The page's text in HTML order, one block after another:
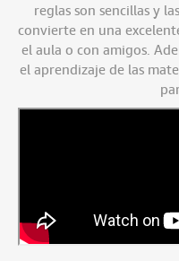
reglas son sencillas y
convierte en una
el aula o con amigos.
el aprendizaje de las